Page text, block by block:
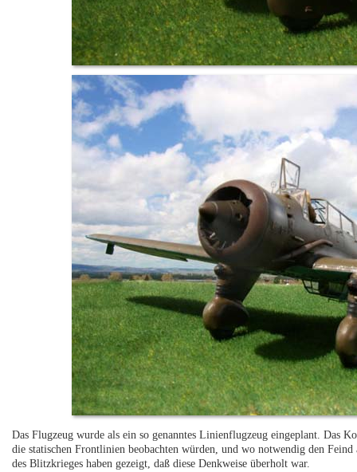
Das Flugzeug wurde als ein so genanntes Linienflugzeug eingeplant. Das
die statischen Frontlinien beobachten würden, und wo notwendig den
des Blitzkrieges haben gezeigt, daß diese Denkweise überholt war.